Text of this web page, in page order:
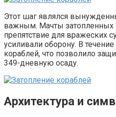
Этот шаг являлся
важным. Мачты затопленных
препятствие для вражеских
усиливали оборону. В
кораблей, что позволило
349-дневную осаду.
Архитектура и